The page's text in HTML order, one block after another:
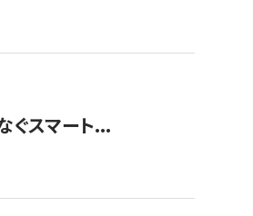
ぐスマート...